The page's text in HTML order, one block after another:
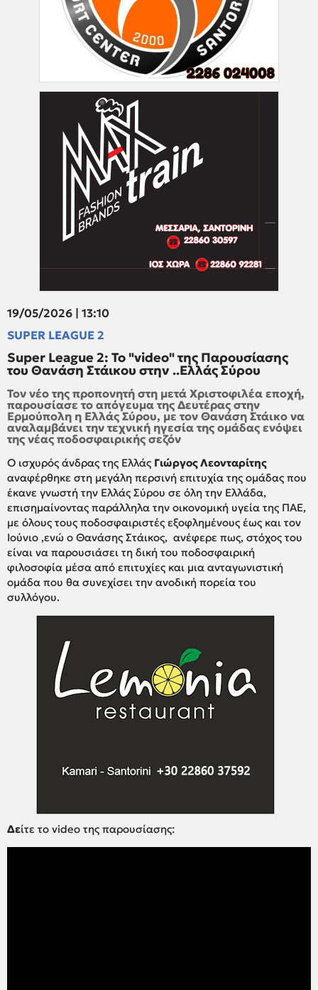
19/05/2026 | 13:10
SUPER LEAGUE 2
Super League 2: Το "video" της Παρουσίασης
του Θανάση Στάικου στην ..Ελλάς Σύρου
Τον νέο της προπονητή στη μετά Χριστοφιλέα εποχή,
παρουσίασε το απόγευμα της Δευτέρας στην
Ερμούπολη η Ελλάς Σύρου, με τον Θανάση Στάικο να
αναλαμβάνει την τεχνική ηγεσία της ομάδας ενόψει
της νέας ποδοσφαιρικής σεζόν
Ο ισχυρός άνδρας της Ελλάς Γιώργος Λεονταρίτης
αναφέρθηκε στη μεγάλη περσινή επιτυχία της ομάδας που
έκανε γνωστή την Ελλάς Σύρου σε όλη την Ελλάδα,
επισημαίνοντας παράλληλα την οικονομική υγεία της ΠΑΕ,
με όλους τους ποδοσφαιριστές εξοφλημένους έως και τον
Ιούνιο ,ενώ ο Θανάσης Στάικος, ανέφερε πως, στόχος του
είναι να παρουσιάσει τη δική του ποδοσφαιρική
φιλοσοφία μέσα από επιτυχίες και μια ανταγωνιστική
ομάδα που θα συνεχίσει την ανοδική πορεία του
συλλόγου.
Δείτε το video της παρουσίασης: